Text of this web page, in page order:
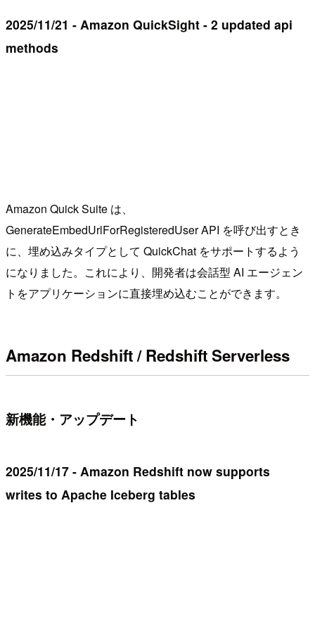
2025/11/21 - Amazon QuickSight - 2 updated api
methods
Amazon Quick Suite は、
GenerateEmbedUrlForRegisteredUser API を呼び出すとき
に、埋め込みタイプとして QuickChat をサポートするよう
になりました。これにより、開発者は会話型 AI エージェン
トをアプリケーションに直接埋め込むことができます。
Amazon Redshift / Redshift Serverless
新機能・アップデート
2025/11/17 - Amazon Redshift now supports
writes to Apache Iceberg tables